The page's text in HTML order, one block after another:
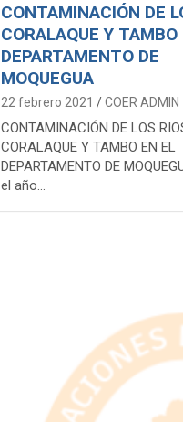
CONTAMINACIÓN DE
CORALAQUE Y TAMBO
DEPARTAMENTO DE
MOQUEGUA
22 febrero 2021 COER ADMIN
CONTAMINACIÓN DE LOS
CORALAQUE Y TAMBO EN EL
DEPARTAMENTO DE
el año…